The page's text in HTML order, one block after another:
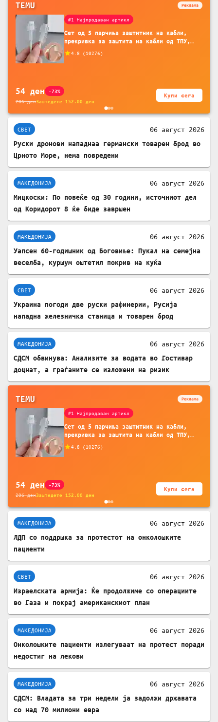
TEMU Реклама
#1 Најпродаван артикл
Сет од 5 парчиња заштитник на кабли,
прекривка за заштита на кабли од ТПУ,
додатоци за заштита на кабли, без
батерија, за мобилни телефони, комплет
4.8 ( 10276)
54 ден -73%
206денЗаштедете 152.00 ден
Купи сега
СВЕТ 06 август 2026
Руски дронови нападнаа германски товарен брод во
Црното Море, нема повредени
МАКЕДОНИЈА 06 август 2026
Мицкоски: По повеќе од 30 години, источниот дел
од Коридорот 8 ќе биде завршен
МАКЕДОНИЈА 06 август 2026
Уапсен 60-годишник од Боговиње: Пукал на семејна
веселба, куршум оштетил покрив на куќа
СВЕТ 06 август 2026
Украина погоди две руски рафинерии, Русија
нападна железничка станица и товарен брод
МАКЕДОНИЈА 06 август 2026
СДСМ обвинува: Анализите за водата во Гостивар
доцнат, а граѓаните се изложени на ризик
TEMU Реклама
#1 Најпродаван артикл
Сет од 5 парчиња заштитник на кабли,
прекривка за заштита на кабли од ТПУ,
додатоци за заштита на кабли, без
батерија, за мобилни телефони, комплет
4.8 ( 10276)
54 ден -73%
206денЗаштедете 152.00 ден
Купи сега
МАКЕДОНИЈА 06 август 2026
ЛДП со поддршка за протестот на онколошките
пациенти
СВЕТ 06 август 2026
Израелската армија: Ќе продолжиме со операциите
во Газа и покрај американскиот план
МАКЕДОНИЈА 06 август 2026
Онколошките пациенти излегуваат на протест поради
недостиг на лекови
МАКЕДОНИЈА 06 август 2026
СДСМ: Владата за три недели ја задолжи државата
со над 70 милиони евра